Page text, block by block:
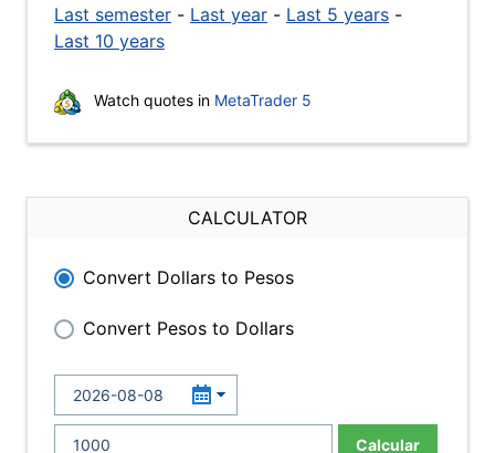
Last semester - Last year - Last 5 years -
Last 10 years
Watch quotes in MetaTrader 5
CALCULATOR
Convert Dollars to Pesos
Convert Pesos to Dollars
Calcular